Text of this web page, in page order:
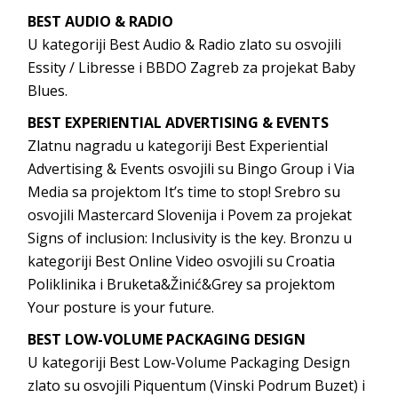
BEST AUDIO & RADIO
U kategoriji Best Audio & Radio zlato su osvojili
Essity / Libresse i BBDO Zagreb za projekat Baby
Blues.
BEST EXPERIENTIAL ADVERTISING & EVENTS
Zlatnu nagradu u kategoriji Best Experiential
Advertising & Events osvojili su Bingo Group i Via
Media sa projektom It’s time to stop! Srebro su
osvojili Mastercard Slovenija i Povem za projekat
Signs of inclusion: Inclusivity is the key. Bronzu u
kategoriji Best Online Video osvojili su Croatia
Poliklinika i Bruketa&Žinić&Grey sa projektom
Your posture is your future.
BEST LOW-VOLUME PACKAGING DESIGN
U kategoriji Best Low-Volume Packaging Design
zlato su osvojili Piquentum (Vinski Podrum Buzet) i